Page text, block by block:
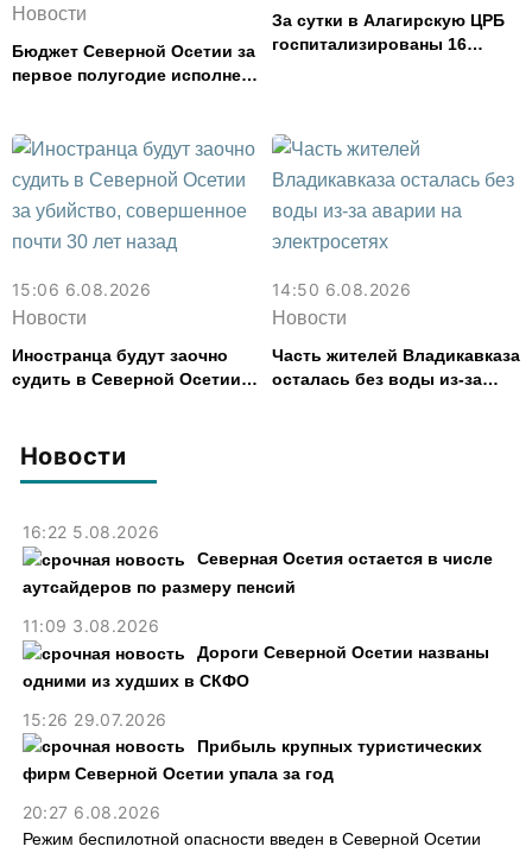
Новости
16:22 5.08.2026
Северная Осетия остается в числе
аутсайдеров по размеру пенсий
11:09 3.08.2026
Дороги Северной Осетии названы
одними из худших в СКФО
15:26 29.07.2026
Прибыль крупных туристических
фирм Северной Осетии упала за год
20:27 6.08.2026
Режим беспилотной опасности введен в Северной Осетии
Новости
Бюджет Северной Осетии за
первое полугодие исполнен
За сутки в Алагирскую ЦРБ
госпитализированы 16
15:06 6.08.2026
Новости
Иностранца будут заочно
судить в Северной Осетии
14:50 6.08.2026
Новости
Часть жителей Владикавказа
осталась без воды из-за